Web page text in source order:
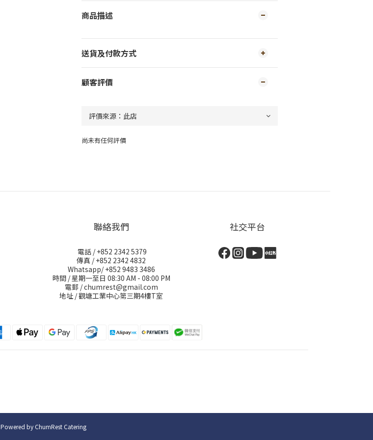
商品描述
送貨及付款方式
顧客評價
尚未有任何評價
聯絡我們
電話 / +852 2342 5379
傳真 / +852 2342 4832
Whatsapp/ +852 9483 3486
時間 / 星期一至日 08:30 AM - 08:00 PM
電郵 / chumrest@gmail.com
地址 / 觀塘工業中心第三期4樓T室
社交平台
Powered by ChumRest Catering